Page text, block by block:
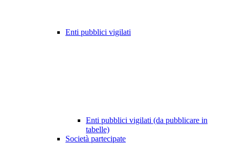
Enti pubblici vigilati
Enti pubblici vigilati (da pubblicare in
tabelle)
Società partecipate